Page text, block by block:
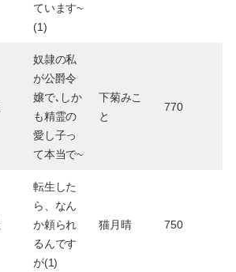
ています~
(1)
奴隷の私
が公爵令
嬢で､しか
も精霊の
愛し子っ
て本当で~
下菊みこ
と
770
転生した
ら、なん
か頼られ
るんです
が(1)
猫月晴 750